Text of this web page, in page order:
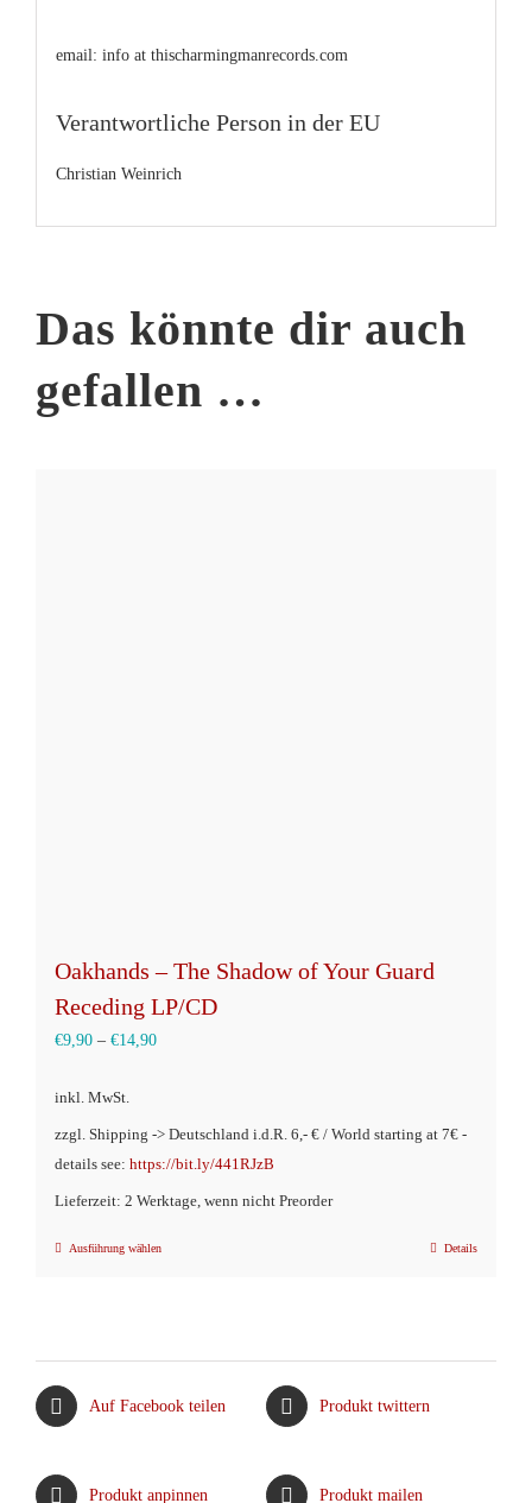
email: info at thischarmingmanrecords.com
Verantwortliche Person in der EU
Christian Weinrich
Das könnte dir auch
gefallen …
Oakhands – The Shadow of Your Guard
Receding LP/CD
€9,90 – €14,90
inkl. MwSt.
zzgl. Shipping -> Deutschland i.d.R. 6,- € / World starting at 7€ -
details see: https://bit.ly/441RJzB
Lieferzeit: 2 Werktage, wenn nicht Preorder
Ausführung wählenDieses
Optionen
Details
Auf Facebook teilen Produkt twittern
Produkt anpinnen Produkt mailen